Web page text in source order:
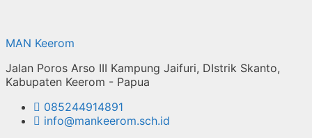
isi
MAN Keerom
Jalan Poros Arso III Kampung Jaifuri, DIstrik Skanto,
Kabupaten Keerom - Papua
085244914891
info@mankeerom.sch.id